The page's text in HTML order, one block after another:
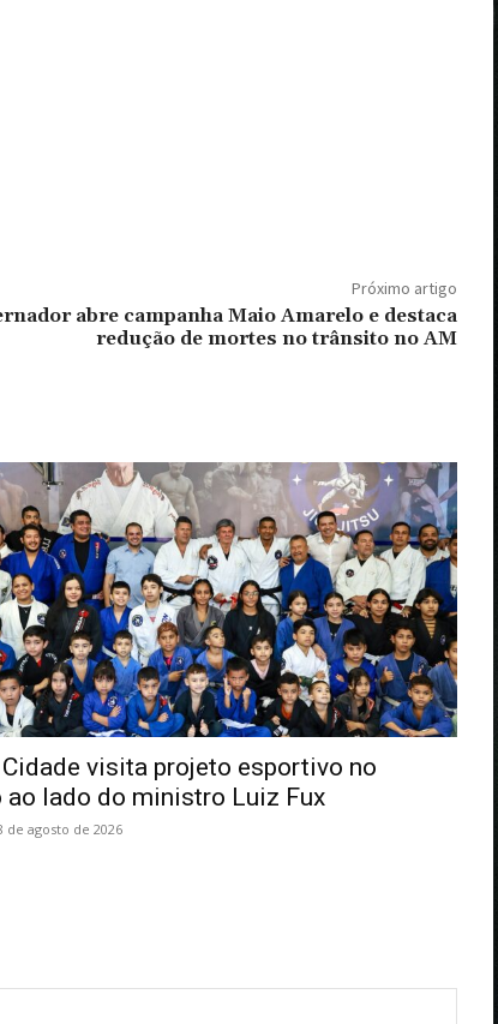
Próximo artigo
abre campanha Maio Amarelo e destaca
redução de mortes no trânsito no AM
visita projeto esportivo no
ao lado do ministro Luiz Fux
de agosto de 2026